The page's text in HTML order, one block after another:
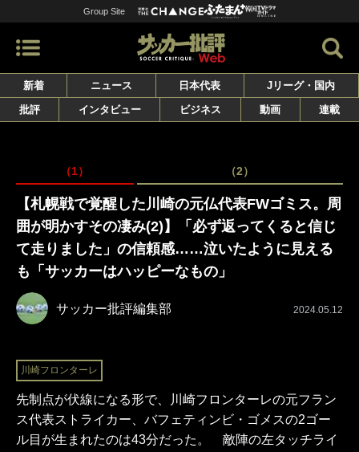
Group Site
新着 ニュース 日本代表
Jリーグ・国内
批評
インタビュー ビジネス 動画 連載
（1） （2）
【札幌戦で覚醒した川崎の元仏代表FWゴミス。周
囲が明かすその凄み(2)】「必ず返ってくると信じ
て走りました」の信頼感……泣いたように見える
も「サッカーはハッピーなもの」
サッカー批評編集部 2024.05.12
川崎フロンターレ
先制点が伏線になる形で、川崎フロンターレの元フラン
ス代表ストライカー、バフェティンビ・ゴメスの2ゴー
ル目が生まれたのは43分だった。 敵陣の左タッチライ